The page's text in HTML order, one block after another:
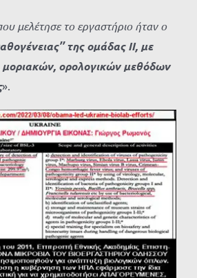
μελέτησε το εργαστήριο ήταν ο
της ομάδας ΙΙ, με
μοριακών, ορολογικών μεθόδων
».